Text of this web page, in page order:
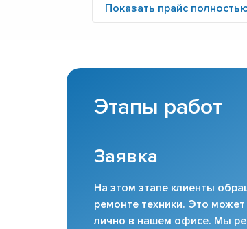
Показать прайс
Этапы работ
Заявка
На этом этапе клиенты
ремонте техники. Это
лично в нашем офисе. Мы